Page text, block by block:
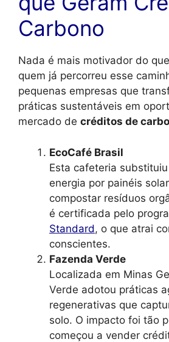
Carbono
Nada é mais motivador do
quem já percorreu esse
pequenas empresas que
práticas sustentáveis em
mercado de créditos de
EcoCafé Brasil
Esta cafeteria
energia por painéis
compostar resíduos
é certificada pelo
Standard, o que atrai
conscientes.
Fazenda Verde
Localizada em Minas
Verde adotou práticas
regenerativas que
solo. O impacto foi tão
começou a vender